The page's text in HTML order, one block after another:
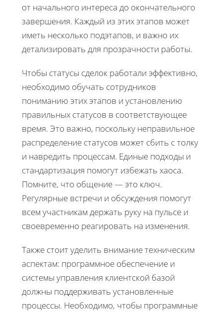
от начального интереса до окончательного
завершения. Каждый из этих этапов может
иметь несколько подэтапов, и важно их
детализировать для прозрачности работы.
Чтобы статусы сделок работали эффективно,
необходимо обучать сотрудников
пониманию этих этапов и установлению
правильных статусов в соответствующее
время. Это важно, поскольку неправильное
распределение статусов может сбить с толку
и навредить процессам. Единые подходы и
стандартизация помогут избежать хаоса.
Помните, что общение — это ключ.
Регулярные встречи и обсуждения помогут
всем участникам держать руку на пульсе и
своевременно реагировать на изменения.
Также стоит уделить внимание техническим
аспектам: программное обеспечение и
системы управления клиентской базой
должны поддерживать установленные
процессы. Необходимо, чтобы программные